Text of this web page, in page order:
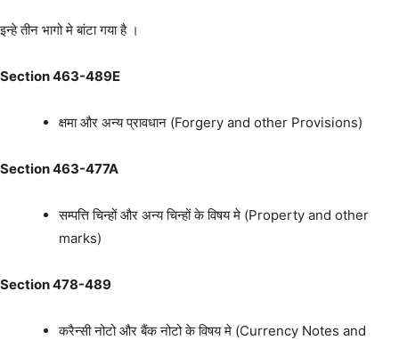
इन्हे तीन भागो मे बांटा गया है ।
Section 463-489E
क्षमा और अन्य प्रावधान (Forgery and other Provisions)
Section 463-477A
सम्पत्ति चिन्हों और अन्य चिन्हों के विषय मे (Property and other
marks)
Section 478-489
करैन्सी नोटो और बैंक नोटो के विषय मे (Currency Notes and